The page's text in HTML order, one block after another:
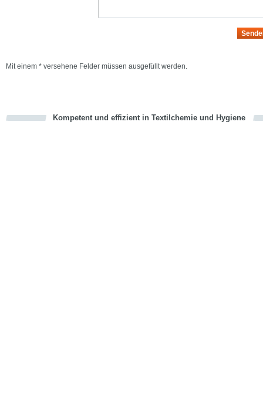
Mit einem * versehene Felder müssen ausgefüllt werden.
Kompetent und effizient in Textilchemie und Hygiene